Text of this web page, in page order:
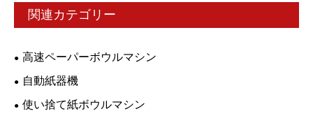
関連カテゴリー
高速ペーパーボウルマシン
自動紙器機
使い捨て紙ボウルマシン